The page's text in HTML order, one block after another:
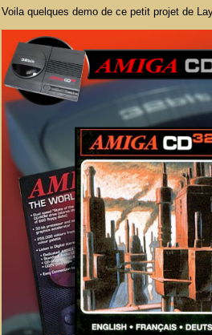
Voila quelques demo de ce petit projet de